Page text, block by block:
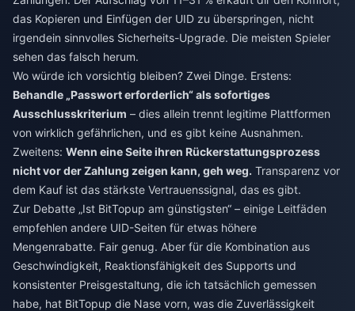
das Kopieren und Einfügen der UID zu überspringen, nicht
irgendein sinnvolles Sicherheits-Upgrade. Die meisten Spieler
sehen das falsch herum.
Wo würde ich vorsichtig bleiben? Zwei Dinge. Erstens:
Behandle „Passwort erforderlich“ als sofortiges
Ausschlusskriterium – dies allein trennt legitime Plattformen
von wirklich gefährlichen, und es gibt keine Ausnahmen.
Zweitens: Wenn eine Seite ihren Rückerstattungsprozess
nicht vor der Zahlung zeigen kann, geh weg. Transparenz vor
dem Kauf ist das stärkste Vertrauenssignal, das es gibt.
Zur Debatte „Ist BitTopup am günstigsten“ – einige Leitfäden
empfehlen andere UID-Seiten für etwas höhere
Mengenrabatte. Fair genug. Aber für die Kombination aus
Geschwindigkeit, Reaktionsfähigkeit des Supports und
konsistenter Preisgestaltung, die ich tatsächlich gemessen
habe, hat BitTopup die Nase vorn, was die Zuverlässigkeit